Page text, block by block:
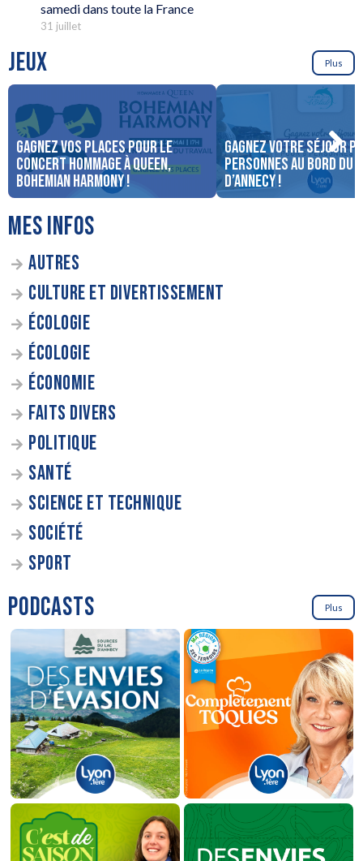
samedi dans toute la France
31 juillet
JEUX Plus
Gagnez vos places pour le
concert Hommage à Queen,
Bohemian Harmony !
Gagnez votre séjour
personnes au bord du
d’Annecy !
MES INFOS
AUTRES
CULTURE ET DIVERTISSEMENT
ÉCOLOGIE
ÉCOLOGIE
ÉCONOMIE
FAITS DIVERS
POLITIQUE
SANTÉ
SCIENCE ET TECHNIQUE
SOCIÉTÉ
SPORT
PODCASTS Plus